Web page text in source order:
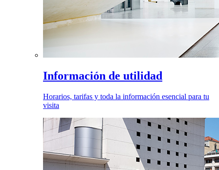
Información de utilidad
Horarios, tarifas y toda la información esencial para tu
visita